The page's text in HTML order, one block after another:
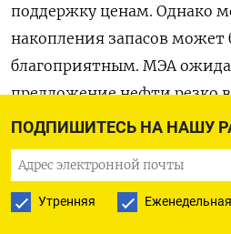
ПОДПИШИТЕСЬ НА НАШУ
Утренняя Еженедельная
⁠поддержку ценам. Однако
накопления запасов может
благоприятным. МЭА
предложение нефти резко
за счет восстановления
Ближнем Востоке,
более чем на 4 миллиона
Таким образом даже